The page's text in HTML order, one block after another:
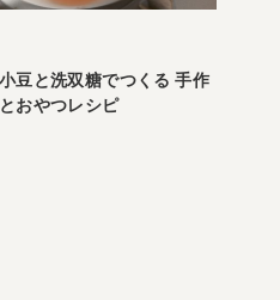
豆と洗双糖でつくる 手作
おやつレシピ